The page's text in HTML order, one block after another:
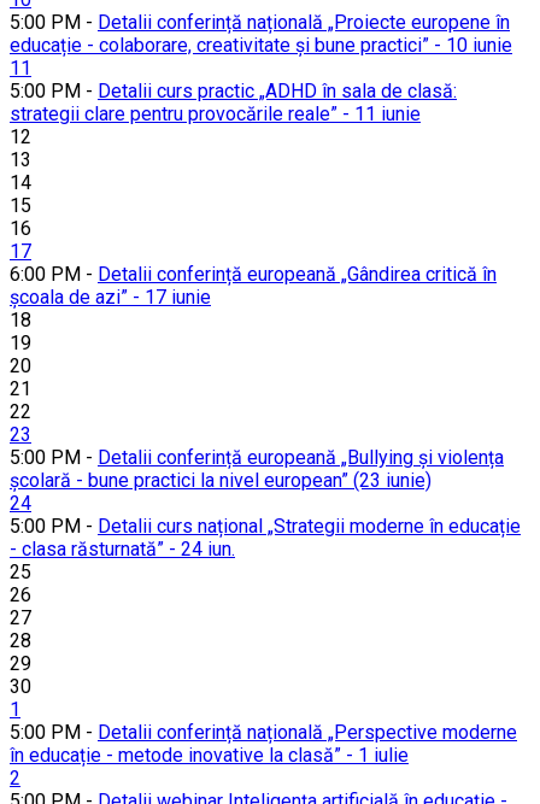
5:00 PM - Detalii conferință națională „Proiecte europene în
educație - colaborare, creativitate și bune practici” - 10 iunie
11
5:00 PM - Detalii curs practic „ADHD în sala de clasă:
strategii clare pentru provocările reale” - 11 iunie
12
13
14
15
16
17
6:00 PM - Detalii conferință europeană „Gândirea critică în
școala de azi” - 17 iunie
18
19
20
21
22
23
5:00 PM - Detalii conferință europeană „Bullying și violența
școlară - bune practici la nivel european” (23 iunie)
24
5:00 PM - Detalii curs național „Strategii moderne în educație
- clasa răsturnată” - 24 iun.
25
26
27
28
29
30
1
5:00 PM - Detalii conferință națională „Perspective moderne
în educație - metode inovative la clasă” - 1 iulie
2